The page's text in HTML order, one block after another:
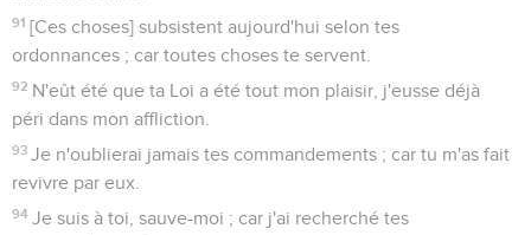
91 [Ces choses] subsistent aujourd'hui selon tes
ordonnances ; car toutes choses te servent.
92 N'eût été que ta Loi a été tout mon plaisir, j'eusse déjà
péri dans mon affliction.
93 Je n'oublierai jamais tes commandements ; car tu m'as fait
revivre par eux.
94 Je suis à toi, sauve-moi ; car j'ai recherché tes